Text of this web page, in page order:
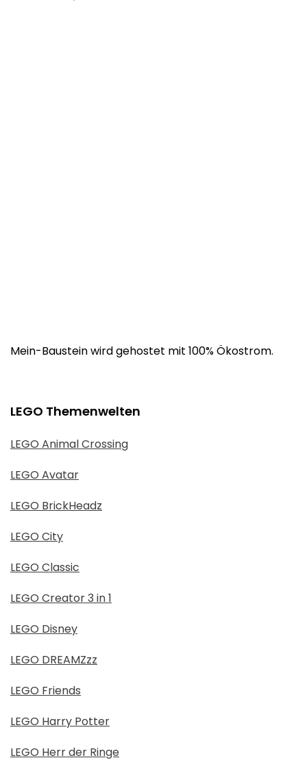
Mein-Baustein wird gehostet mit 100% Ökostrom.
LEGO Themenwelten
LEGO Animal Crossing
LEGO Avatar
LEGO BrickHeadz
LEGO City
LEGO Classic
LEGO Creator 3 in 1
LEGO Disney
LEGO DREAMZzz
LEGO Friends
LEGO Harry Potter
LEGO Herr der Ringe